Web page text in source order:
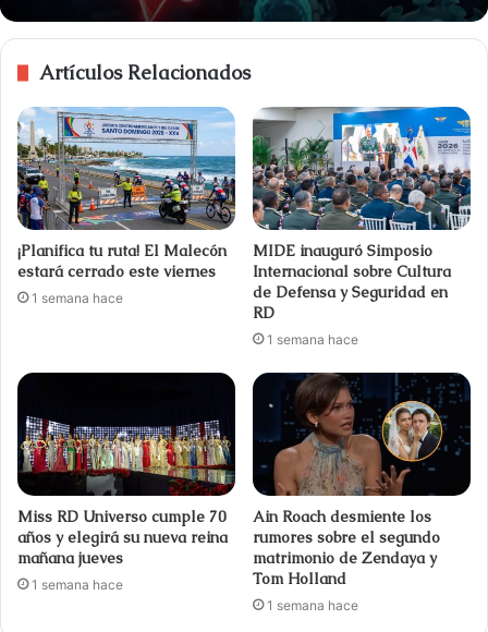
Artículos Relacionados
¡Planifica tu ruta! El Malecón
estará cerrado este viernes
1 semana hace
MIDE inauguró Simposio
Internacional sobre Cultura
de Defensa y Seguridad en
RD
1 semana hace
Miss RD Universo cumple 70
años y elegirá su nueva reina
mañana jueves
1 semana hace
Ain Roach desmiente los
rumores sobre el segundo
matrimonio de Zendaya y
Tom Holland
1 semana hace